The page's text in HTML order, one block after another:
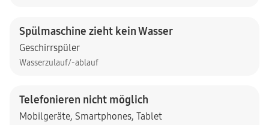
Spülmaschine zieht kein Wasser
Geschirrspüler
Wasserzulauf/-ablauf
Telefonieren nicht möglich
Mobilgeräte, Smartphones, Tablet